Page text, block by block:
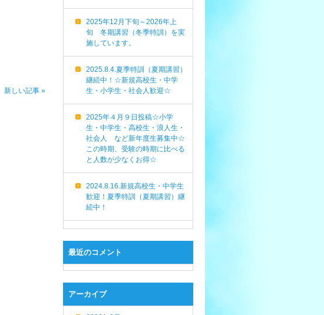
新しい記事 »
2025年12月下旬～2026年上
旬 冬期講習（冬季特訓）を実
施しています。
2025.8.4.夏季特訓（夏期講習）
継続中！☆新規高校生・中学
生・小学生・社会人歓迎☆
2025年４月９日投稿☆小学
生・中学生・高校生・浪人生・
社会人 など新年度生募集中☆
この時期、受験の時期に比べる
と人数が少なくお得☆
2024.8.16.新規高校生・中学生
歓迎！夏季特訓（夏期講習）継
続中！
最近のコメント
アーカイブ